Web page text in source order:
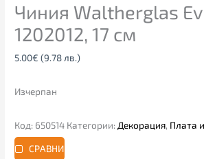
Чиния Waltherglas
1202012, 17 см
5.00€ (9.78 лв.)
Изчерпан
Код: 650514 Категории: Декорация, Плата
СРАВНИ